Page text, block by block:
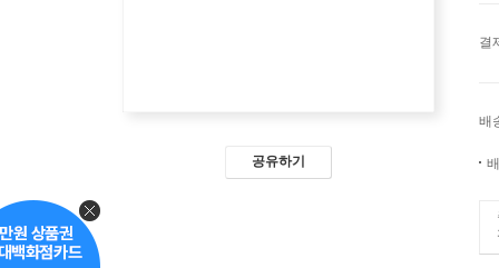
공유하기
결
배